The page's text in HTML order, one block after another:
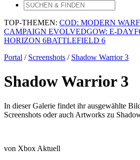
TOP-THEMEN: COD: MODERN
CAMPAIGN EVOLVEDGOW: E-DAY
HORIZON 6BATTLEFIELD 6
Portal / Screenshots / Shadow Warrior 3
Shadow Warrior 3
In dieser Galerie findet ihr ausgewählte
Screenshots oder auch Artworks zu
von Xbox Aktuell